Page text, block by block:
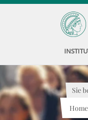
Sie
Home